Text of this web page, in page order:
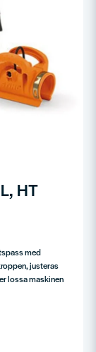
HT
med
justeras
lossa maskinen